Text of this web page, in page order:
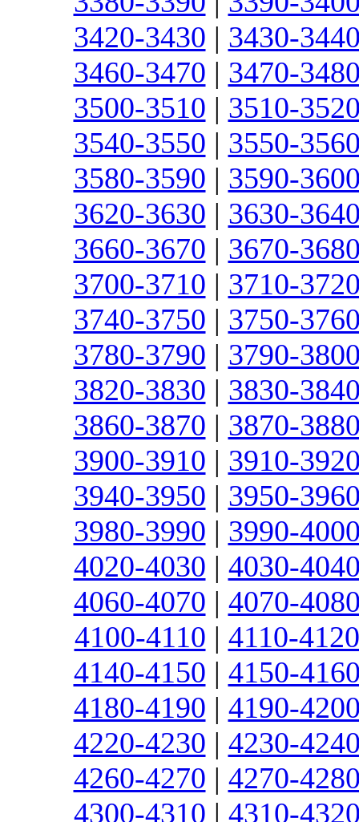
3420-3430 | 3430-
3460-3470 | 3470-
3500-3510 | 3510-
3540-3550 | 3550-
3580-3590 | 3590-
3620-3630 | 3630-
3660-3670 | 3670-
3700-3710 | 3710-
3740-3750 | 3750-
3780-3790 | 3790-
3820-3830 | 3830-
3860-3870 | 3870-
3900-3910 | 3910-
3940-3950 | 3950-
3980-3990 | 3990-
4020-4030 | 4030-
4060-4070 | 4070-
4100-4110 | 4110-4120
4140-4150 | 4150-
4180-4190 | 4190-
4220-4230 | 4230-
4260-4270 | 4270-
4300-4310 | 4310-